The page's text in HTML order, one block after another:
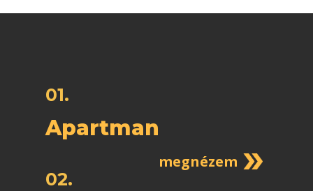
01.
Apartman
megnézem
02.